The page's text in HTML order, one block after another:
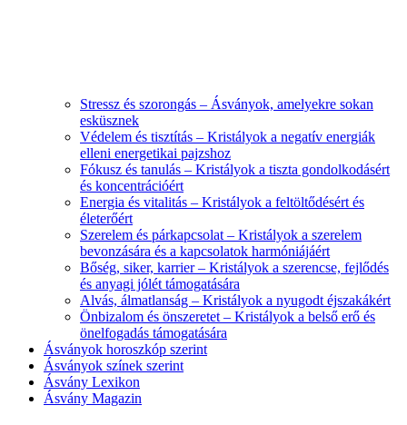
Stressz és szorongás – Ásványok, amelyekre sokan
esküsznek
Védelem és tisztítás – Kristályok a negatív energiák
elleni energetikai pajzshoz
Fókusz és tanulás – Kristályok a tiszta gondolkodásért
és koncentrációért
Energia és vitalitás – Kristályok a feltöltődésért és
életerőért
Szerelem és párkapcsolat – Kristályok a szerelem
bevonzására és a kapcsolatok harmóniájáért
Bőség, siker, karrier – Kristályok a szerencse, fejlődés
és anyagi jólét támogatására
Alvás, álmatlanság – Kristályok a nyugodt éjszakákért
Önbizalom és önszeretet – Kristályok a belső erő és
önelfogadás támogatására
Ásványok horoszkóp szerint
Ásványok színek szerint
Ásvány Lexikon
Ásvány Magazin